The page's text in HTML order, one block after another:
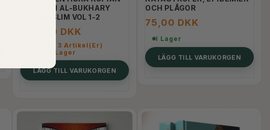
AV SAHIH AL-BUKHARY
OCH MUSLIM VOL 1-2
600,00 DKK
Endast 3 Artikel(er)
Kvar I Lager
LÄGG TILL VARUKORGEN
OCH PLÅGOR
75,00 DKK
I Lager
LÄGG TILL VARUKORGEN